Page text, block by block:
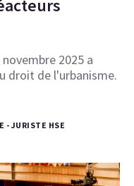
2025 a
droit de l'urbanisme.
- JURISTE HSE